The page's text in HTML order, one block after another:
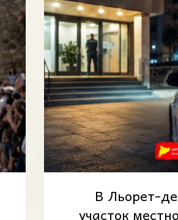
В Льорет-
участок